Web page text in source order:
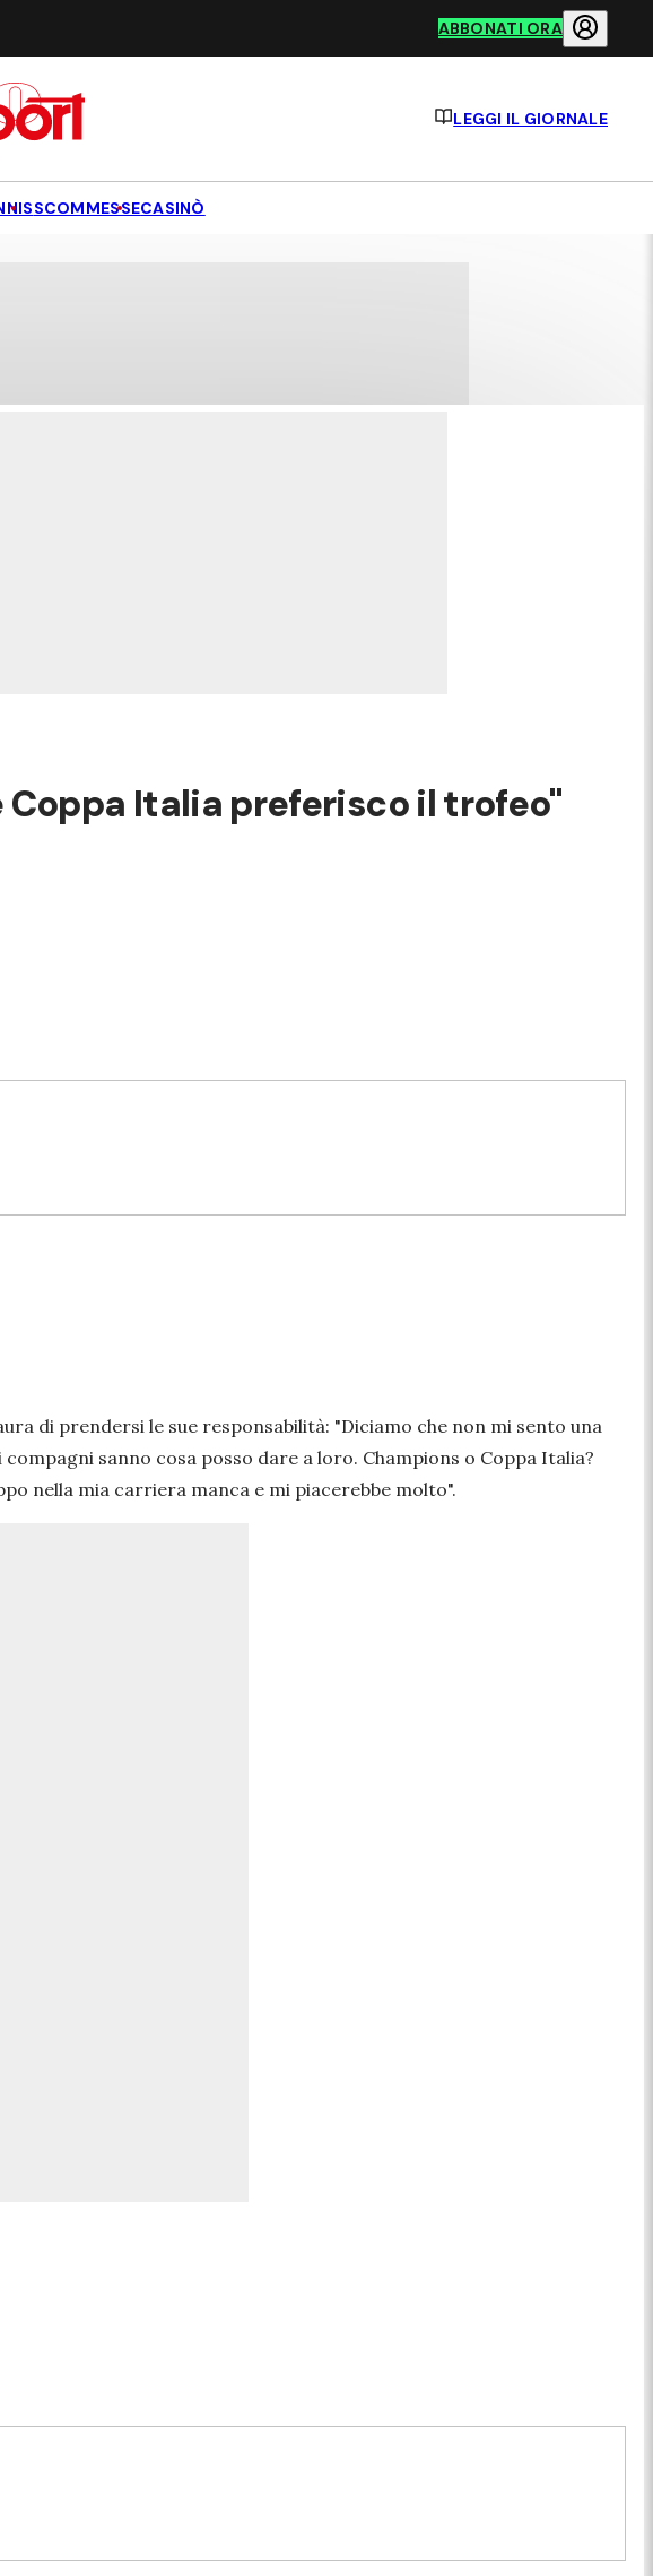
ABBONATI ORA
LEGGI IL GIORNALE
SCOMMESSECASINÒ
Coppa Italia preferisco il trofeo"
di prendersi le sue responsabilità: "Diciamo che non mi sento una
sanno cosa posso dare a loro. Champions o Coppa Italia?
nella mia carriera manca e mi piacerebbe molto".